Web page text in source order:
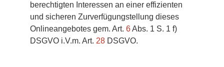
berechtigten Interessen an einer effizienten
und sicheren Zurverfügungstellung dieses
Onlineangebotes gem. Art. 6 Abs. 1 S. 1 f)
DSGVO i.V.m. Art. 28 DSGVO.